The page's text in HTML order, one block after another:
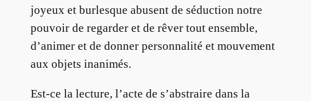
joyeux et burlesque abusent de séduction notre
pouvoir de regarder et de rêver tout ensemble,
d’animer et de donner personnalité et mouvement
aux objets inanimés.
Est-ce la lecture, l’acte de s’abstraire dans la